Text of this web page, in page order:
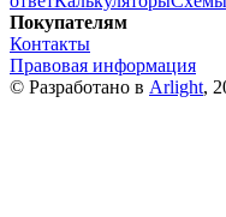
Покупателям
Контакты
Правовая информация
© Разработано в Arlight,